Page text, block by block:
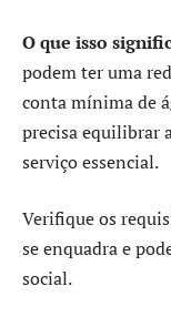
O que isso
podem ter uma
conta mínima de
precisa equilibrar
serviço essencial.
Verifique os
se enquadra e
social.